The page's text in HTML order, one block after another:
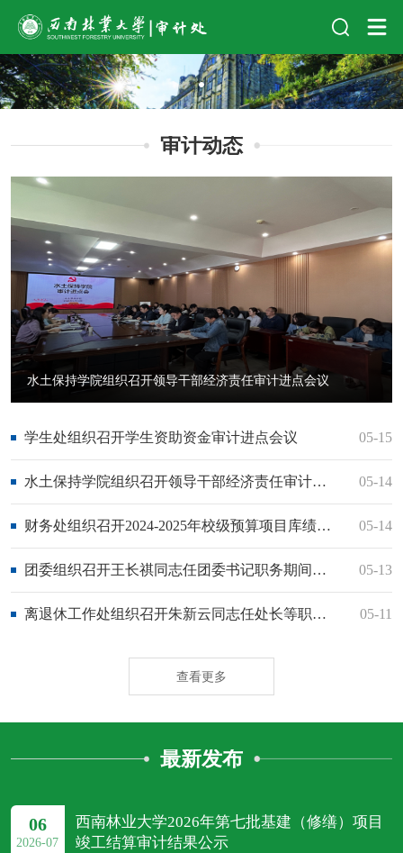
审计动态
水土保持学院组织召开领导干部经济责任审计进点会议
05-15
学生处组织召开学生资助资金审计进点会议
05-14
水土保持学院组织召开领导干部经济责任审计进点会议
05-14
财务处组织召开2024-2025年校级预算项目库绩效管理情况等项目审计进点会议
05-13
团委组织召开王长祺同志任团委书记职务期间经济责任审计进点会议
05-11
离退休工作处组织召开朱新云同志任处长等职务期间经济责任审计进点会议
查看更多
最新发布
06
2026-07
西南林业大学2026年第七批基建（修缮）项目
竣工结算审计结果公示